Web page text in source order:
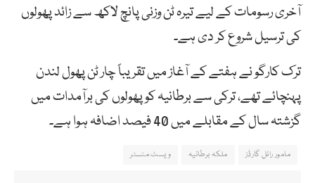
آخری رسومات کے لیے تیرہ ٹن وزنی پانچ لاکھ سے زائد پھولوں
کی ترسیل شروع کر دی ہے۔
ترک کارگو نے ہفتے کے آغاز میں تقریباً چار ٹن پھول لندن
پہنچائے تھے، ترکی سے برطانیہ کو پھولوں کی برآمدات میں
گزشتہ سال کے مقابلے میں 40 فیصد اضافہ ہوا ہے۔
مامور رائل گارڈز ملکہ برطانیہ ویسٹ منسٹر